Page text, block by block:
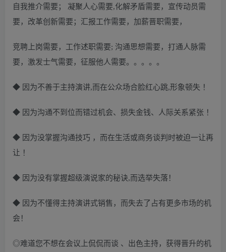
自我推介需要； 凝聚人心需要,化解矛盾需要，宣传动员需
要，改革创新需要；汇报工作需要，加薪晋职需要，
竞聘上岗需要，工作述职需要; 沟通思想需要，打通人脉需
要，激发士气需要，征服他人需要。。。。。
◆ 因为不善于主持演讲,而在公众场合脸红心跳,形象顿失 ！
◆ 因为沟通不到位而错过机会、损失金钱、人际关系紧张 ！
◆ 因为没掌握沟通技巧 ，而在生活或商务谈判时被迫一让再
让 ！
◆ 因为没有掌握超级演说家的秘诀,而选举失落！
◆ 因为不懂得主持演讲式销售，而失去了占有更多市场的机
会！
◎难道您不想在会议上侃侃而谈 、出色主持，获得晋升的机